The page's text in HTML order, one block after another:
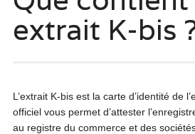
extrait K-bis
L’extrait K-bis est la carte d’identité de
officiel vous permet d’attester
au registre du commerce et des